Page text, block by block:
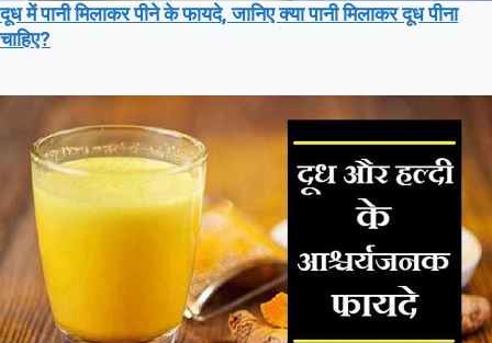
दूध में पानी मिलाकर पीने के फायदे, जानिए क्या पानी मिलाकर दूध पीना
चाहिए?